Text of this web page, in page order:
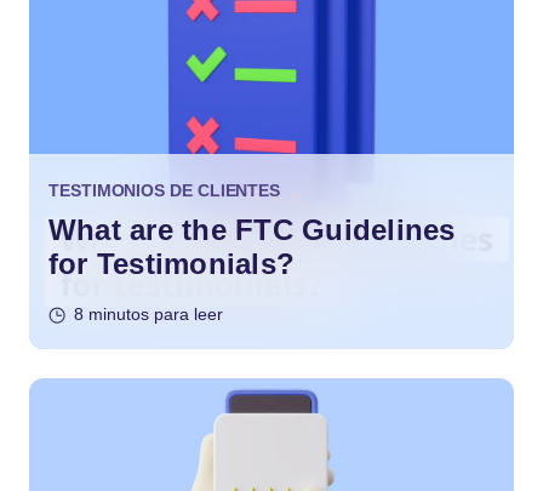
TESTIMONIOS DE CLIENTES
What are the FTC Guidelines
for Testimonials?
8 minutos para leer